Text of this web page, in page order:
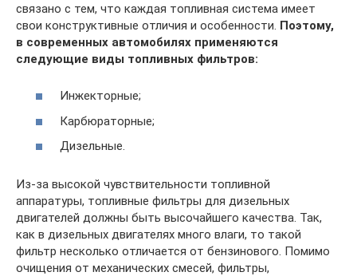
связано с тем, что каждая топливная система имеет
свои конструктивные отличия и особенности. Поэтому,
в современных автомобилях применяются
следующие виды топливных фильтров:
Инжекторные;
Карбюраторные;
Дизельные.
Из-за высокой чувствительности топливной
аппаратуры, топливные фильтры для дизельных
двигателей должны быть высочайшего качества. Так,
как в дизельных двигателях много влаги, то такой
фильтр несколько отличается от бензинового. Помимо
очищения от механических смесей, фильтры,